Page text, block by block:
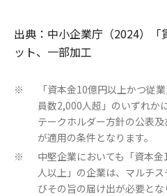
出典：中小企業庁（2024）
ット、一部加工
※
「資本金10億円以上かつ従
員数2,000人超」のいずれか
テークホルダー方針の公表
が適用の条件となります。
※
中堅企業においても「資本
人以上」の企業は、マルチ
びその旨の届け出が必要とな